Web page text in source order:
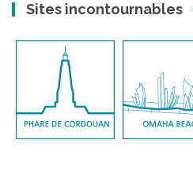
Sites incontournables